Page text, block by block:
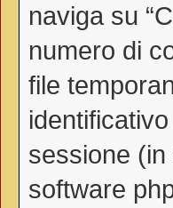
naviga su
numero di
file
sessione (in
software